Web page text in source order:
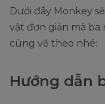
Dưới đây Monkey
vật đơn giản mà
cùng vẽ theo nhé:
Hướng dẫn